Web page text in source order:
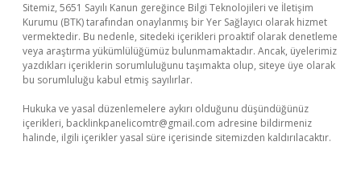
Sitemiz, 5651 Sayılı Kanun gereğince Bilgi Teknolojileri ve İletişim
Kurumu (BTK) tarafından onaylanmış bir Yer Sağlayıcı olarak hizmet
vermektedir. Bu nedenle, sitedeki içerikleri proaktif olarak denetleme
veya araştırma yükümlülüğümüz bulunmamaktadır. Ancak, üyelerimiz
yazdıkları içeriklerin sorumluluğunu taşımakta olup, siteye üye olarak
bu sorumluluğu kabul etmiş sayılırlar.
Hukuka ve yasal düzenlemelere aykırı olduğunu düşündüğünüz
içerikleri, backlinkpanelicomtr@gmail.com adresine bildirmeniz
halinde, ilgili içerikler yasal süre içerisinde sitemizden kaldırılacaktır.